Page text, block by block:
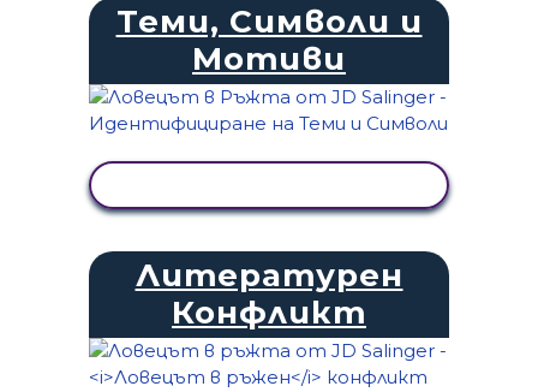
Теми, Символи и
Мотиви
Литературен
Конфликт